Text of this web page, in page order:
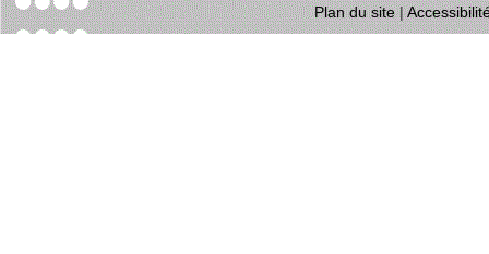
Plan du site|